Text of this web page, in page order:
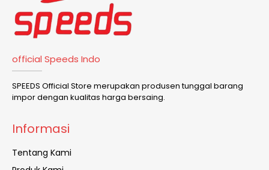
official Speeds Indo
SPEEDS Official Store merupakan produsen tunggal barang
impor dengan kualitas harga bersaing.
Informasi
Tentang Kami